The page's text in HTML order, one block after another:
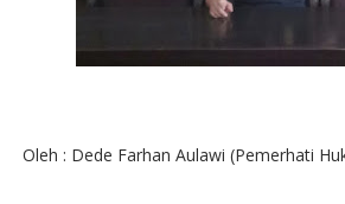
Oleh : Dede Farhan Aulawi (Pemerhati